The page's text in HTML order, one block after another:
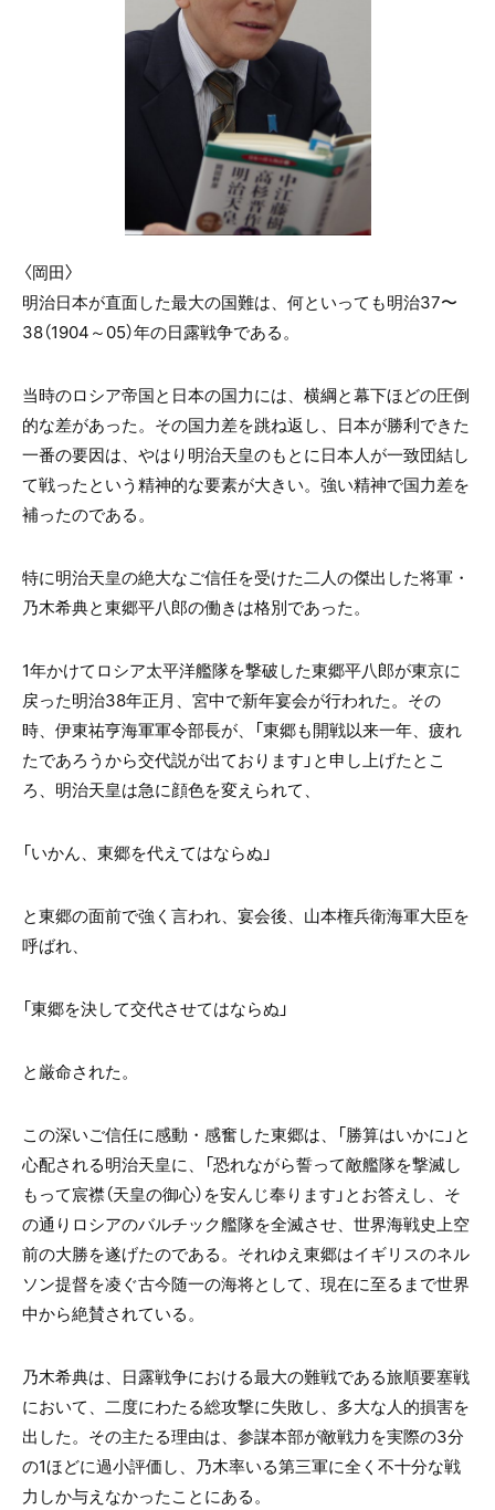
〈岡田〉
明治日本が直面した最大の国難は、何といっても明治37〜
38（1904～05）年の日露戦争である。
当時のロシア帝国と日本の国力には、横綱と幕下ほどの圧倒
的な差があった。その国力差を跳ね返し、日本が勝利できた
一番の要因は、やはり明治天皇のもとに日本人が一致団結し
て戦ったという精神的な要素が大きい。強い精神で国力差を
補ったのである。
特に明治天皇の絶大なご信任を受けた二人の傑出した将軍・
乃木希典と東郷平八郎の働きは格別であった。
1年かけてロシア太平洋艦隊を撃破した東郷平八郎が東京に
戻った明治38年正月、宮中で新年宴会が行われた。その
時、伊東祐亨海軍軍令部長が、「東郷も開戦以来一年、疲れ
たであろうから交代説が出ております」と申し上げたとこ
ろ、明治天皇は急に顔色を変えられて、
「いかん、東郷を代えてはならぬ」
と東郷の面前で強く言われ、宴会後、山本権兵衛海軍大臣を
呼ばれ、
「東郷を決して交代させてはならぬ」
と厳命された。
この深いご信任に感動・感奮した東郷は、「勝算はいかに」と
心配される明治天皇に、「恐れながら誓って敵艦隊を撃滅し
もって宸襟（天皇の御心）を安んじ奉ります」とお答えし、そ
の通りロシアのバルチック艦隊を全滅させ、世界海戦史上空
前の大勝を遂げたのである。それゆえ東郷はイギリスのネル
ソン提督を凌ぐ古今随一の海将として、現在に至るまで世界
中から絶賛されている。
乃木希典は、日露戦争における最大の難戦である旅順要塞戦
において、二度にわたる総攻撃に失敗し、多大な人的損害を
出した。その主たる理由は、参謀本部が敵戦力を実際の3分
の1ほどに過小評価し、乃木率いる第三軍に全く不十分な戦
力しか与えなかったことにある。